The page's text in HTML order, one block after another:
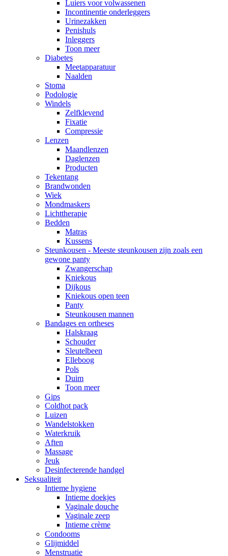
Luiers voor volwassenen
Incontinentie onderleggers
Urinezakken
Penishuls
Inleggers
Toon meer
Diabetes
Meetapparatuur
Naalden
Stoma
Podologie
Windels
Zelfklevend
Fixatie
Compressie
Lenzen
Maandlenzen
Daglenzen
Producten
Tekentang
Brandwonden
Wiek
Mondmaskers
Lichttherapie
Bedden
Matras
Kussens
Steunkousen - Meeste steunkousen zijn zoals een
gewone panty
Zwangerschap
Kniekous
Dijkous
Kniekous open teen
Panty
Steunkousen mannen
Bandages en ortheses
Halskraag
Schouder
Sleutelbeen
Elleboog
Pols
Duim
Toon meer
Gips
Coldhot pack
Luizen
Wandelstokken
Waterkruik
Aften
Massage
Jeuk
Desinfecterende handgel
Seksualiteit
Intieme hygiene
Intieme doekjes
Vaginale douche
Vaginale zeep
Intieme crème
Condooms
Glijmiddel
Menstruatie